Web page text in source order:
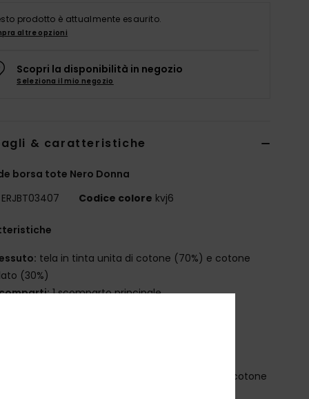
prodotto è attualmente esaurito.
altre opzioni
Scopri la disponibilità in negozio
Seleziona il mio negozio
& caratteristiche
borsa tote Nero Donna
ERJBT03407 Codice colore kvj6
tela in tinta unita di cotone (70%) e cotone
(30%)
1 scomparto principale
[Tessuto principale] 70% cotone, 30% cotone